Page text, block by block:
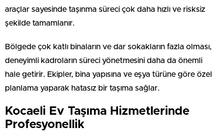
araçlar sayesinde taşınma süreci çok daha hızlı ve risksiz
şekilde tamamlanır.
Bölgede çok katlı binaların ve dar sokakların fazla olması,
deneyimli kadroların süreci yönetmesini daha da önemli
hale getirir. Ekipler, bina yapısına ve eşya türüne göre özel
planlama yaparak hatasız bir taşıma sağlar.
Kocaeli Ev Taşıma Hizmetlerinde
Profesyonellik